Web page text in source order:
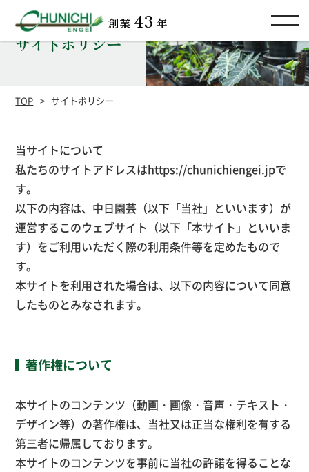
創業 43 年
サイトポリシー
TOP サイトポリシー
当サイトについて
私たちのサイトアドレスはhttps://chunichiengei.jpで
す。
以下の内容は、中日園芸（以下「当社」といいます）が
運営するこのウェブサイト（以下「本サイト」といいま
す）をご利用いただく際の利用条件等を定めたもので
す。
本サイトを利用された場合は、以下の内容について同意
したものとみなされます。
著作権について
本サイトのコンテンツ（動画・画像・音声・テキスト・
デザイン等）の著作権は、当社又は正当な権利を有する
第三者に帰属しております。
本サイトのコンテンツを事前に当社の許諾を得ることな